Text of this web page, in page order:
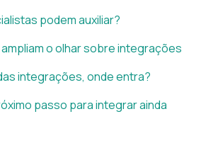
podem auxiliar?
o olhar sobre integrações
integrações, onde entra?
passo para integrar ainda